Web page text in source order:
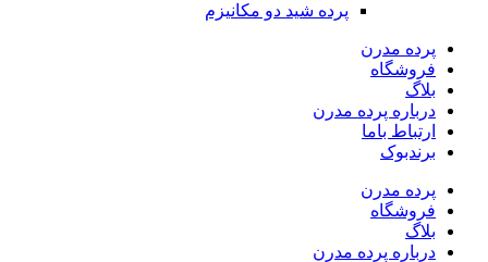
پرده شید دو مکانیزم
پرده مدرن
فروشگاه
بلاگ
درباره پرده مدرن
ارتباط باما
برندبوک
پرده مدرن
فروشگاه
بلاگ
درباره پرده مدرن